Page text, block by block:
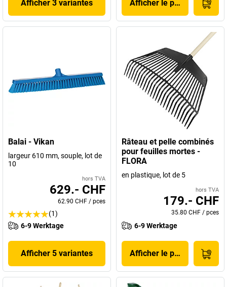
Afficher 3 variantes Afficher le produit
Balai - Vikan
largeur 610 mm, souple, lot de
10
hors TVA
629.- CHF
62.90 CHF / pces
(1)
6-9 Werktage
Afficher 5 variantes
Râteau et pelle combinés
pour feuilles mortes -
FLORA
en plastique, lot de 5
hors TVA
179.- CHF
35.80 CHF / pces
6-9 Werktage
Afficher le produit